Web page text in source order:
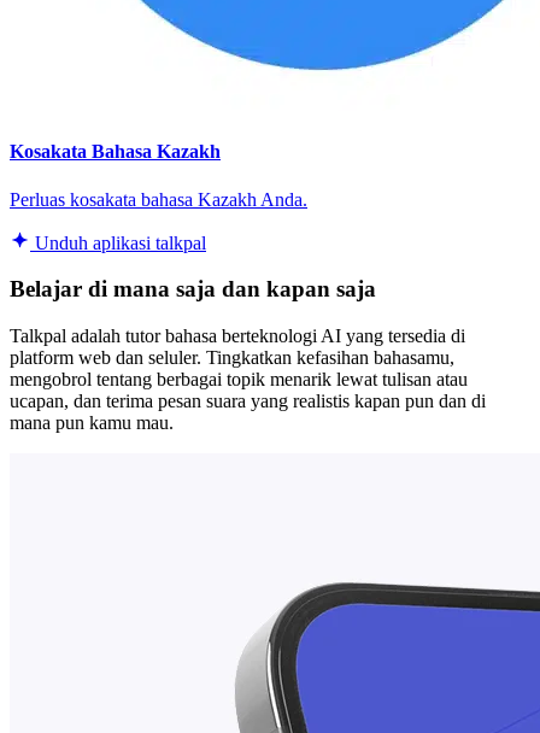
Kosakata Bahasa Kazakh
Perluas kosakata bahasa Kazakh Anda.
Unduh aplikasi talkpal
Belajar di mana saja dan kapan saja
Talkpal adalah tutor bahasa berteknologi AI yang tersedia di
platform web dan seluler. Tingkatkan kefasihan bahasamu,
mengobrol tentang berbagai topik menarik lewat tulisan atau
ucapan, dan terima pesan suara yang realistis kapan pun dan di
mana pun kamu mau.